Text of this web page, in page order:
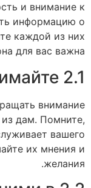
и внимание к
информацию о
каждой из них
для вас важна.
2.1 Слушайте и внимайте
внимание
дам. Помните,
вашего
их мнения и
желания.